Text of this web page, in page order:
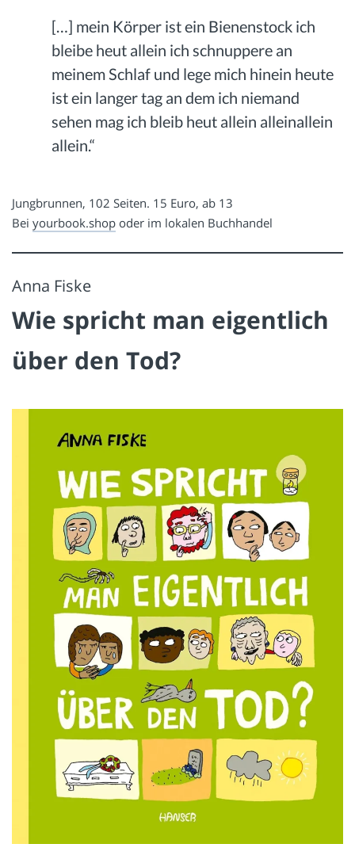
[…] mein Körper ist ein Bienenstock ich
bleibe heut allein ich schnuppere an
meinem Schlaf und lege mich hinein heute
ist ein langer tag an dem ich niemand
sehen mag ich bleib heut allein alleinallein
allein.“
Jungbrunnen, 102 Seiten. 15 Euro, ab 13
Bei yourbook.shop oder im lokalen Buchhandel
Anna Fiske
Wie spricht man eigentlich
über den Tod?